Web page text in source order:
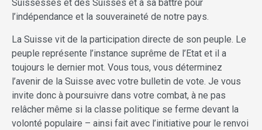
Suissesses et des Suisses et à sa battre pour
l’indépendance et la souveraineté de notre pays.
La Suisse vit de la participation directe de son peuple. Le
peuple représente l’instance suprême de l’Etat et il a
toujours le dernier mot. Vous tous, vous déterminez
l’avenir de la Suisse avec votre bulletin de vote. Je vous
invite donc à poursuivre dans votre combat, à ne pas
relâcher même si la classe politique se ferme devant la
volonté populaire – ainsi fait avec l’initiative pour le renvoi